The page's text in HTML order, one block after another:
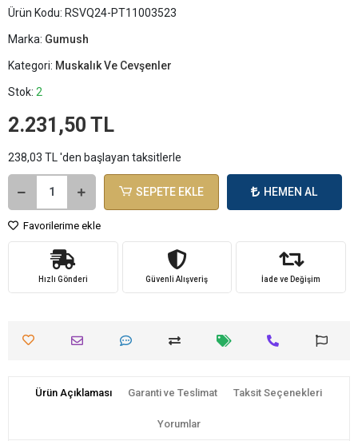
Ürün Kodu: RSVQ24-PT11003523
Marka: Gumush
Kategori: Muskalık Ve Cevşenler
Stok: 2
2.231,50 TL
238,03 TL 'den başlayan taksitlerle
SEPETE EKLE HEMEN AL
Favorilerime ekle
Hızlı Gönderi Güvenli Alışveriş İade ve Değişim
Ürün Açıklaması Garanti ve Teslimat Taksit Seçenekleri
Yorumlar